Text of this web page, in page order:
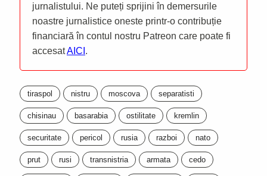
jurnalistului. Ne puteți sprijini în demersurile
noastre jurnalistice oneste printr-o contribuție
financiară în contul nostru Patreon care poate fi
accesatAICI .
tiraspol nistru moscova separatisti
chisinau basarabia ostilitate kremlin
securitate pericol rusia razboi nato
prut rusi transnistria armata cedo